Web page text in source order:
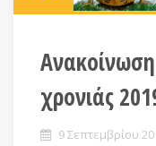
χρονιάς
9 Σεπτεμβρίου